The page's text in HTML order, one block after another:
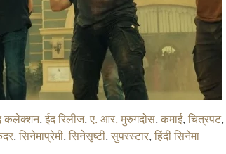
कलेक्शन, ईद रिलीज, ए. आर. मुरुगदोस, कमाई, चित्रपट,
, सिनेमाप्रेमी, सिनेसृष्टी, सुपरस्टार, हिंदी सिनेमा